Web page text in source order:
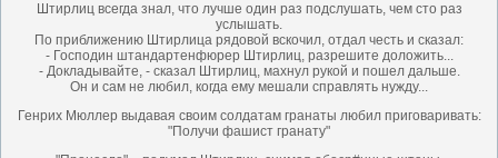
Штирлиц всегда знал, что лучше один раз подслушать, чем сто раз
услышать.
По приближению Штирлица рядовой вскочил, отдал честь и сказал:
- Господин штандартенфюрер Штирлиц, разрешите доложить...
- Докладывайте, - сказал Штирлиц, махнул рукой и пошел дальше.
Он и сам не любил, когда ему мешали справлять нужду...
Генрих Мюллер выдавая своим солдатам гранаты любил приговаривать:
"Получи фашист гранату"